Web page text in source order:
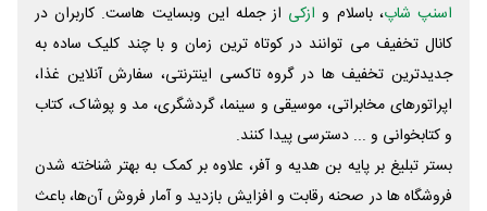
اسنپ شاپ، باسلام و ازکی از جمله این وبسایت ‌هاست. کاربران در
کانال تخفیف می توانند در کوتاه ترین زمان و با چند کلیک ساده به
جدیدترین تخفیف ها در گروه تاکسی اینترنتی، سفارش آنلاین غذا،
اپراتورهای مخابراتی، موسیقی و سینما، گردشگری، مد و پوشاک، کتاب
و کتابخوانی و ... دسترسی پیدا کنند.
بستر تبلیغ بر پایه بن هدیه و آفر، علاوه بر کمک به بهتر شناخته شدن
فروشگاه ها در صحنه رقابت و افزایش بازدید و آمار فروش آن‌ها، باعث